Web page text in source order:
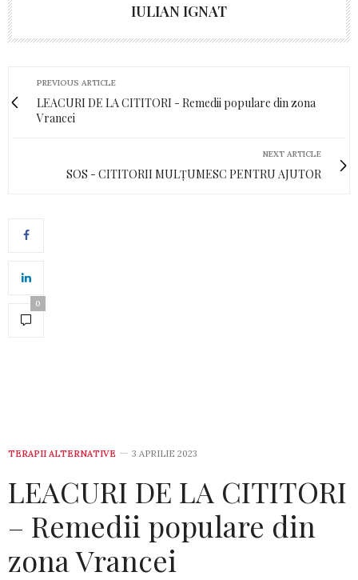
IULIAN IGNAT
PREVIOUS ARTICLE
LEACURI DE LA CITITORI - Remedii populare din zona
Vrancei
NEXT ARTICLE
SOS - CITITORII MULȚUMESC PENTRU AJUTOR
0
TERAPII ALTERNATIVE 3 APRILIE 2023
LEACURI DE LA CITITORI
– Remedii populare din
zona Vrancei